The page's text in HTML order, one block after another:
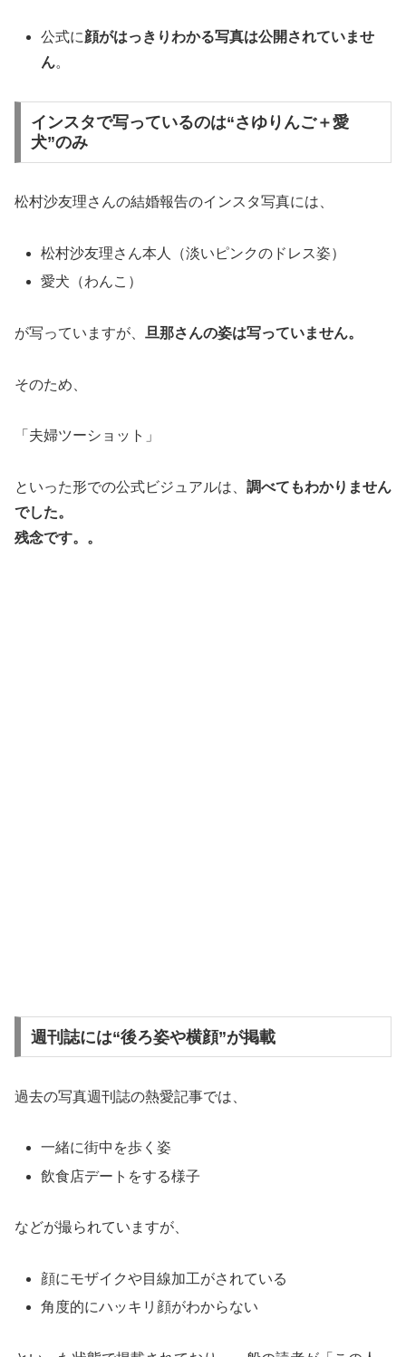
公式に顔がはっきりわかる写真は公開されていませ
ん。
インスタで写っているのは“さゆりんご＋愛
犬”のみ
松村沙友理さんの結婚報告のインスタ写真には、
松村沙友理さん本人（淡いピンクのドレス姿）
愛犬（わんこ）
が写っていますが、 旦那さんの姿は写っていません。
そのため、
「夫婦ツーショット」
といった形での公式ビジュアルは、 調べてもわかりません
でした。
残念です。。
週刊誌には“後ろ姿や横顔”が掲載
過去の写真週刊誌の熱愛記事では、
一緒に街中を歩く姿
飲食店デートをする様子
などが撮られていますが、
顔にモザイクや目線加工がされている
角度的にハッキリ顔がわからない